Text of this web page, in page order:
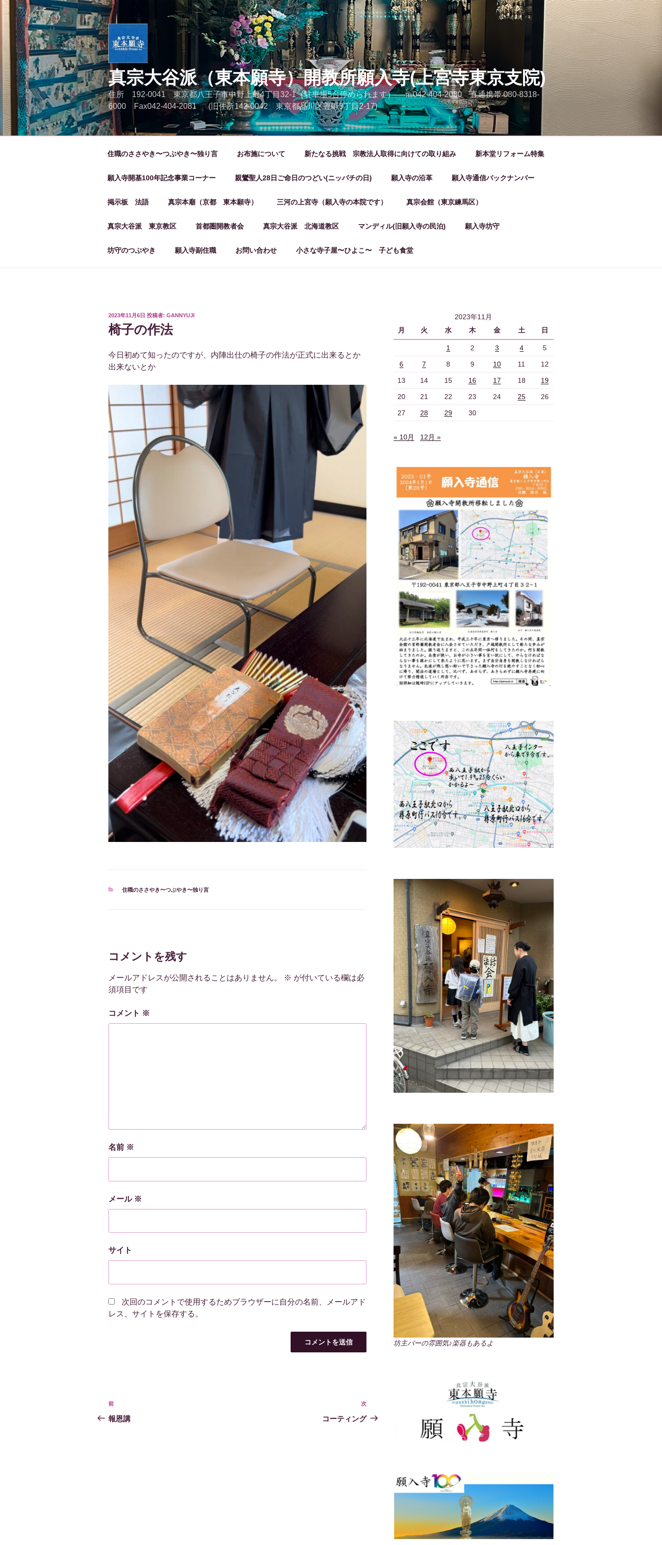
キ
プ
真宗大谷派（東本願寺）開教所願入寺(上宮寺東京支院)
住所 192-0041 東京都八王子市中野上町4丁目32-1（駐車場5台停められます） ℡042-404-2080 直通携帯 080-8318-
6000 Fax042-404-2081 (旧住所142-0042 東京都品川区豊町3丁目2-17)
住職のささやき〜つぶやき〜独り言 お布施について 新たなる挑戦 宗教法人取得に向けての取り組み 新本堂リフォーム特集
願入寺開基100年記念事業コーナー 親鸞聖人28日ご命日のつどい(ニッパチの日) 願入寺の沿革 願入寺通信バックナンバー
掲示板 法語 真宗本廟（京都 東本願寺） 三河の上宮寺（願入寺の本院です） 真宗会館（東京練馬区）
真宗大谷派 東京教区 首都圏開教者会 真宗大谷派 北海道教区 マンディル(旧願入寺の民泊) 願入寺坊守
坊守のつぶやき 願入寺副住職 お問い合わせ 小さな寺子屋〜ひよこ〜 子ども食堂
投
稿
日:
2023年11月6日 投稿者: GANNYUJI
椅子の作法
今日初めて知ったのですが、内陣出仕の椅子の作法が正式に出来るとか
出来ないとか
カ
住職のささやき〜つぶやき〜独り言
コメントを残す
メールアドレスが公開されることはありません。 ※ が付いている欄は必
須項目です
コメント ※
名前 ※
メール ※
サイト
次回のコメントで使用するためブラウザーに自分の名前、メールアド
レス、サイトを保存する。
投
稿
過
去
前
報恩講
次
の
次
コーティング
2023年11月
月
火 水 木 金 土 日
1 2 3 4 5
6 7 8 9 10 11 12
13 14 15 16 17 18 19
20 21 22 23 24 25 26
27 28 29 30
« 10月 12月 »
坊主バーの雰囲気♪楽器もあるよ